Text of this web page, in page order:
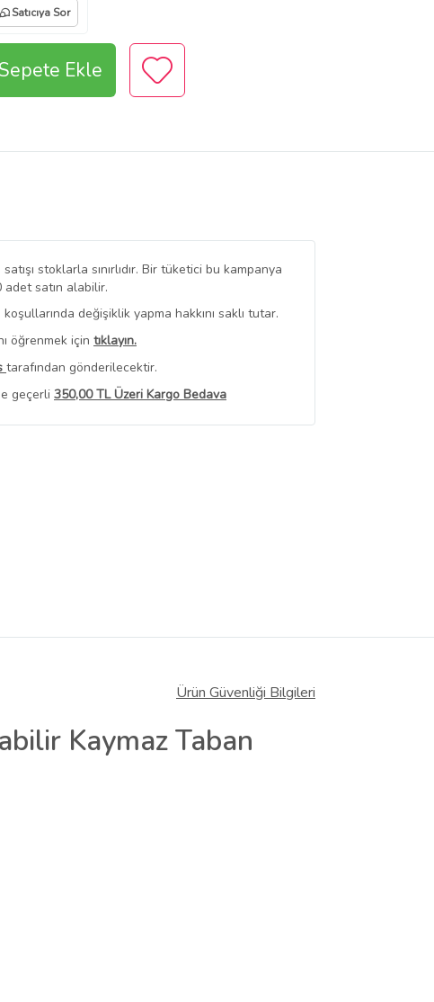
Satıcıya Sor
Ekle
stoklarla sınırlıdır. Bir tüketici bu kampanya
satın alabilir.
değişiklik yapma hakkını saklı tutar.
öğrenmek için tıklayın.
tarafından gönderilecektir.
geçerli 350,00 TL Üzeri Kargo Bedava
Görüntüle
Ürün Güvenliği Bilgileri
Kaymaz Taban